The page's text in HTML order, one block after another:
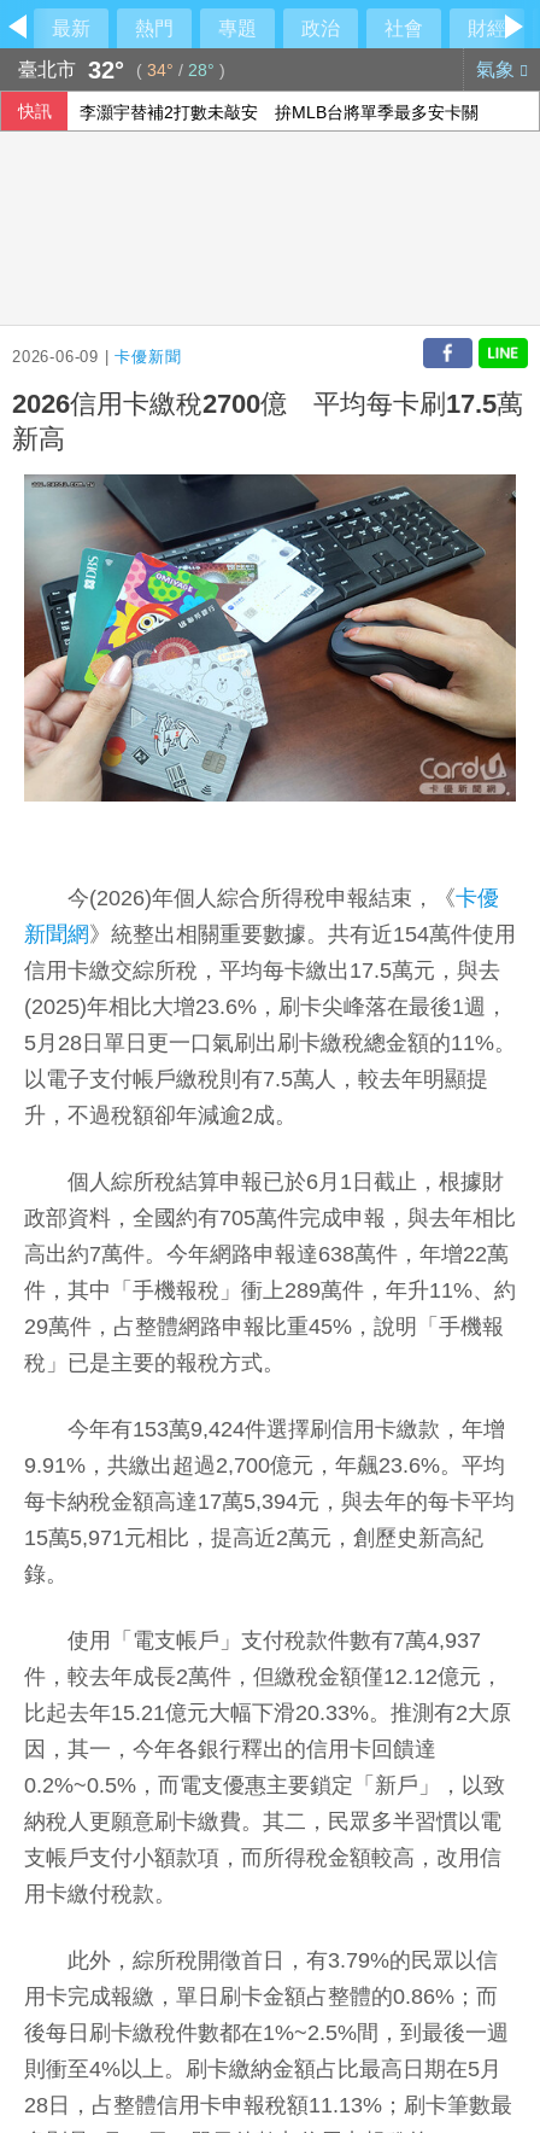
最新 熱門 專題 政治 社會
財經
臺北市 32° ( 34° / 28° ) 氣象
快訊 李灝宇替補2打數未敲安 拚MLB台將單季最多安卡關
2026-06-09 |卡優新聞
2026信用卡繳稅2700億 平均每卡刷17.5萬
新高
今(2026)年個人綜合所得稅申報結束，《卡優
新聞網 》統整出相關重要數據。共有近154萬件使用
信用卡繳交綜所稅，平均每卡繳出17.5萬元，與去
(2025)年相比大增23.6%，刷卡尖峰落在最後1週，
5月28日單日更一口氣刷出刷卡繳稅總金額的11%。
以電子支付帳戶繳稅則有7.5萬人，較去年明顯提
升，不過稅額卻年減逾2成。
個人綜所稅結算申報已於6月1日截止，根據財
政部資料，全國約有705萬件完成申報，與去年相比
高出約7萬件。今年網路申報達638萬件，年增22萬
件，其中「手機報稅」衝上289萬件，年升11%、約
29萬件，占整體網路申報比重45%，說明「手機報
稅」已是主要的報稅方式。
今年有153萬9,424件選擇刷信用卡繳款，年增
9.91%，共繳出超過2,700億元，年飆23.6%。平均
每卡納稅金額高達17萬5,394元，與去年的每卡平均
15萬5,971元相比，提高近2萬元，創歷史新高紀
錄。
使用「電支帳戶」支付稅款件數有7萬4,937
件，較去年成長2萬件，但繳稅金額僅12.12億元，
比起去年15.21億元大幅下滑20.33%。推測有2大原
因，其一，今年各銀行釋出的信用卡回饋達
0.2%~0.5%，而電支優惠主要鎖定「新戶」，以致
納稅人更願意刷卡繳費。其二，民眾多半習慣以電
支帳戶支付小額款項，而所得稅金額較高，改用信
用卡繳付稅款。
此外，綜所稅開徵首日，有3.79%的民眾以信
用卡完成報繳，單日刷卡金額占整體的0.86%；而
後每日刷卡繳稅件數都在1%~2.5%間，到最後一週
則衝至4%以上。刷卡繳納金額占比最高日期在5月
28日，占整體信用卡申報稅額11.13%；刷卡筆數最